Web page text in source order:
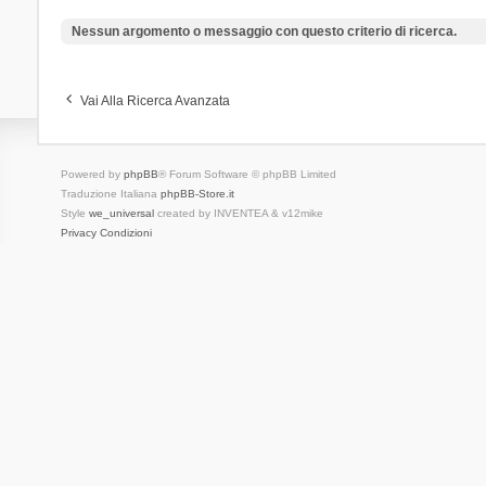
Nessun argomento o messaggio con questo criterio di ricerca.
Vai Alla Ricerca Avanzata
Powered by phpBB® Forum Software © phpBB Limited
Traduzione Italiana phpBB-Store.it
Style we_universalcreated by INVENTEA & v12mike
Privacy Condizioni